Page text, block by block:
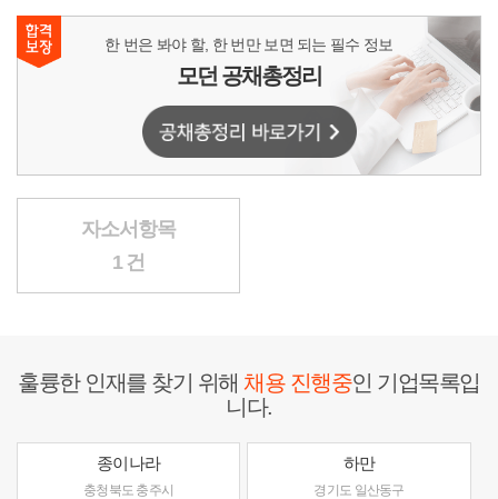
한 번은 봐야 할, 한 번만 보면 되는 필수 정보
모던 공채총정리
자소서항목
1 건
훌륭한 인재를 찾기 위해채용 진행중인 기업목록입
니다.
종이나라
충청북도 충주시
하만
경기도 일산동구